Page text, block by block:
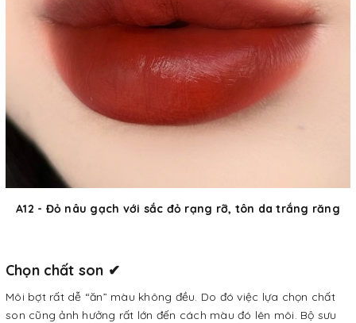
A12 - Đỏ nâu gạch với sắc đỏ rạng rỡ, tôn da trắng răng
Chọn chất son ✔
Môi bợt rất dễ “ăn” màu không đều. Do đó việc lựa chọn chất
son cũng ảnh hưởng rất lớn đến cách màu đó lên môi. Bộ sưu